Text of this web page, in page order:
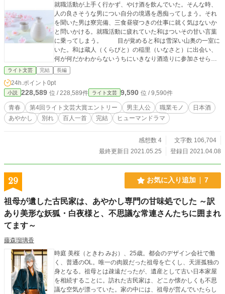
就職活動が上手く行かず、やけ酒を飲んでいた。そんな時、
人の良さそうな男につい自分の境遇を愚痴ってしまう。それ
を聞いた男は寮完備、三食昼寝つきの仕事に就く気はないか
と問いかける。就職活動に疲れていた和はついその甘い言葉
に乗ってしまう。 目が覚めると和は雪深い山奥の一室に
いた。和は蔵人（くらびと）の稲里（いなさと）に出会い、
何が何だかわからないうちにいきなり酒造りに参加させられ
る。 酒造りの奥深さとやりがいを持って仕事に取り組む
蔵人たちの姿を見て、和は迷いながらも蔵に入ることを決意
した。そしてある晩、蔵の中で不思議な体験をする。
ヘタレな主人公のちょっと不思議な大人の青春酒造騒動
記。衝撃のラストに貴方はきっと涙する。 ※本編完結しまし
た。サイドストーリーも完結しました。 ※ACイラストのぴぴ
ふぉとさんから画像をお借りしています。
ライト文芸 完結 長編
24h.ポイント 0pt
小説 228,589 位 / 228,589件 ライト文芸 9,590 位 / 9,590件
青春 第4回ライト文芸大賞エントリー 男主人公 職業モノ
日本酒
あやかし
別れ 百人一首 完結 ヒューマンドラマ
感想数 4
文字数 106,704
最終更新日 2021.05.25
登録日 2021.04.08
29 お気に入り追加 7
祖母が遺した古民家は、あやかし専門の甘味処でした ～訳
あり美形な妖狐・白夜様と、不思議な常連さんたちに囲まれ
てます～
藤森瑠璃香
時庭 美桜（ときわ みお）、25歳。都会のデザイン会社で働
く、普通のOL。唯一の肉親だった祖母を亡くし、天涯孤独の
身となる。祖母とは疎遠だったが、遺産として古い日本家屋
を相続することに。訪れた古民家は、どこか懐かしくも不思
議な空気が漂っていた。家の中には、祖母が営んでいたらし